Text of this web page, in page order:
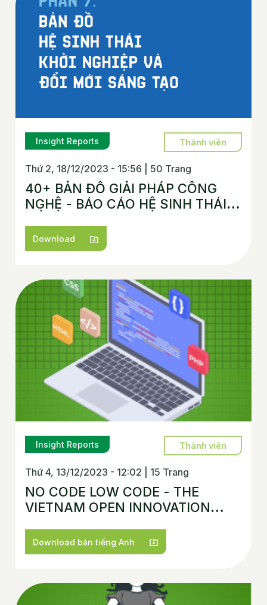
Insight Reports Thành viên
Thứ 2, 18/12/2023 - 15:56 50 Trang
40+ BẢN ĐỒ GIẢI PHÁP CÔNG
NGHỆ - BÁO CÁO HỆ SINH THÁI
2023
Download
Insight Reports Thành viên
Thứ 4, 13/12/2023 - 12:02 15 Trang
NO CODE LOW CODE - THE
VIETNAM OPEN INNOVATION
Download bản tiếng Anh